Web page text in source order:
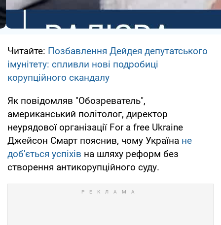
Читайте: Позбавлення Дейдея депутатського
імунітету: спливли нові подробиці
корупційного скандалу
Як повідомляв "Обозреватель",
американський політолог, директор
неурядової організації For a free Ukraine
Джейсон Смарт пояснив, чому Україна не
доб'ється успіхів на шляху реформ без
створення антикорупційного суду.